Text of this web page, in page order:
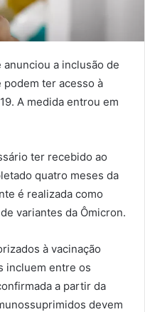
a inclusão de
ter acesso à
A medida entrou em
ter recebido ao
quatro meses da
é realizada como
variantes da Ômicron.
à vacinação
incluem entre os
a partir da
devem